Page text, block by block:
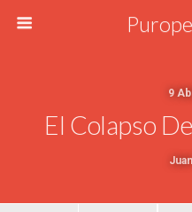
9
El Colapso